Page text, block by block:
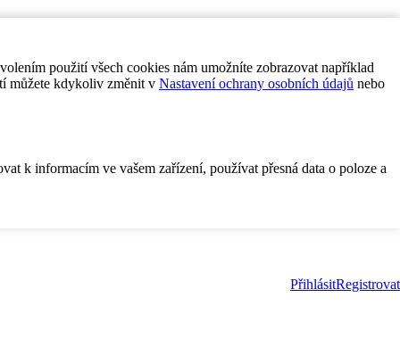
použití všech cookies nám umožníte zobrazovat například
můžete kdykoliv změnit v Nastavení ochrany osobních údajů nebo
k informacím ve vašem zařízení, používat přesná data o poloze a
PřihlásitRegistrovat